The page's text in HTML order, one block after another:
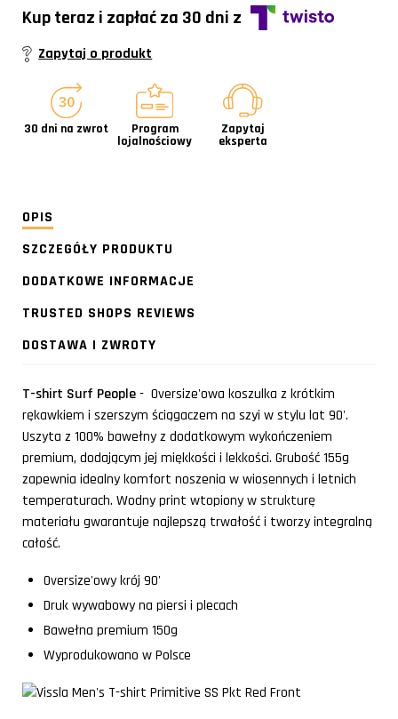
Kup teraz i zapłać za 30 dni z
Zapytaj o produkt
30 dni na zwrot Program
lojalnościowy
Zapytaj
eksperta
OPIS
SZCZEGÓŁY PRODUKTU
DODATKOWE INFORMACJE
TRUSTED SHOPS REVIEWS
DOSTAWA I ZWROTY
T-shirt Surf People- Oversize'owa koszulka z krótkim
rękawkiem i szerszym ściągaczem na szyi w stylu lat 90'.
Uszyta z 100% bawełny z dodatkowym wykończeniem
premium, dodającym jej miękkości i lekkości. Grubość 155g
zapewnia idealny komfort noszenia w wiosennych i letnich
temperaturach. Wodny print wtopiony w strukturę
materiału gwarantuje najlepszą trwałość i tworzy integralną
całość.
Oversize'owy krój 90'
Druk wywabowy na piersi i plecach
Bawełna premium 150g
Wyprodukowano w Polsce